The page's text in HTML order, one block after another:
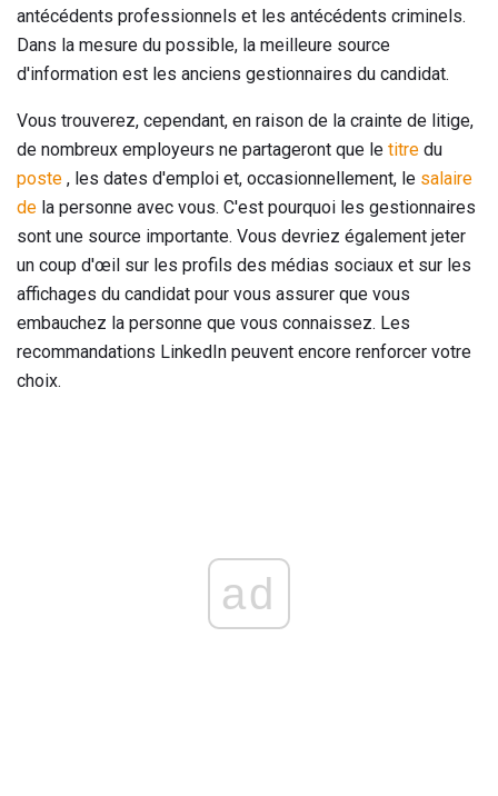
antécédents professionnels et les antécédents criminels.
Dans la mesure du possible, la meilleure source
d'information est les anciens gestionnaires du candidat.
Vous trouverez, cependant, en raison de la crainte de litige,
de nombreux employeurs ne partageront que le titre du
poste , les dates d'emploi et, occasionnellement, le salaire
de la personne avec vous. C'est pourquoi les gestionnaires
sont une source importante. Vous devriez également jeter
un coup d'œil sur les profils des médias sociaux et sur les
affichages du candidat pour vous assurer que vous
embauchez la personne que vous connaissez. Les
recommandations LinkedIn peuvent encore renforcer votre
choix.
ad